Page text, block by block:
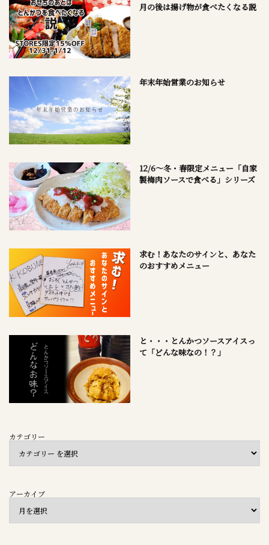
月の後は揚げ物が食べたくなる説
年末年始営業のお知らせ
12/6～冬・春限定メニュー「自家
製梅肉ソースで食べる」シリーズ
求む！あなたのサインと、あなた
のおすすめメニュー
と・・・とんかつソースアイスっ
て「どんな味なの！？」
カテゴリー
アーカイブ